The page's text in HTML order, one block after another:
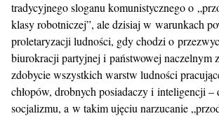
tradycyjnego sloganu komunistycznego o
klasy robotniczej”, ale dzisiaj w warunkach
proletaryzacji ludności, gdy chodzi o
biurokracji partyjnej i państwowej naczelnym
zdobycie wszystkich warstw ludności
chłopów, drobnych posiadaczy i inteligencji –
socjalizmu, a w takim ujęciu narzucanie